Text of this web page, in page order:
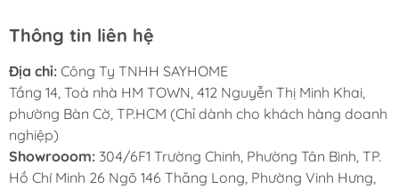
Thông tin liên hệ
Địa chỉ: Công Ty TNHH SAYHOME
Tầng 14, Toà nhà HM TOWN, 412 Nguyễn Thị Minh Khai,
phường Bàn Cờ, TP.HCM (Chỉ dành cho khách hàng doanh
nghiệp)
Showrooom: 304/6F1 Trường Chinh, Phường Tân Bình, TP.
Hồ Chí Minh 26 Ngõ 146 Thăng Long, Phường Vinh Hưng,